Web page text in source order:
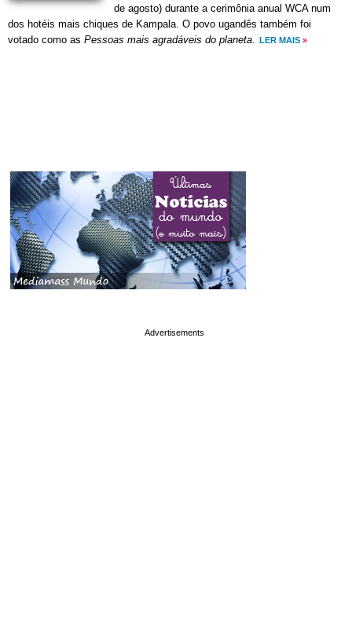
de agosto) durante a cerimônia anual WCA num
dos hotéis mais chiques de Kampala. O povo ugandês também foi
votado como as Pessoas mais agradáveis do planeta. LER MAIS »